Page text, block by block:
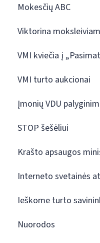
Mokesčių ABC
Viktorina
VMI kviečia į
VMI turto aukcionai
Įmonių VDU
STOP šešėliui
Krašto apsaugos
Interneto svetainės
Ieškome turto
Nuorodos